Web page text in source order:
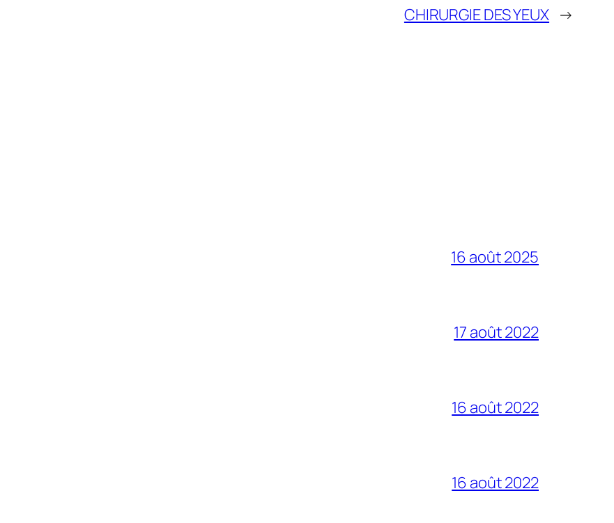
CHIRURGIE DES YEUX →
16 août 2025
17 août 2022
16 août 2022
16 août 2022